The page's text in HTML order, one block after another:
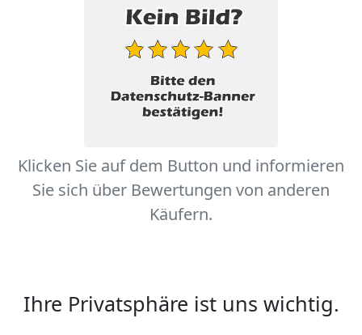
Klicken Sie auf dem Button und informieren
Sie sich über Bewertungen von anderen
Käufern.
Ihre Privatsphäre ist uns wichtig.